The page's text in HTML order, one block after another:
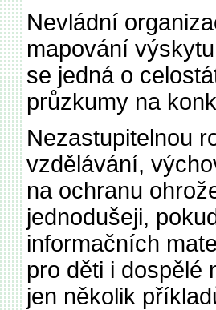
Nevládní
mapování
se jedná o
průzkumy na
Nezastupitelnou
vzdělávání,
na ochranu
jednodušeji,
informačních
pro děti i dospělé
jen několik